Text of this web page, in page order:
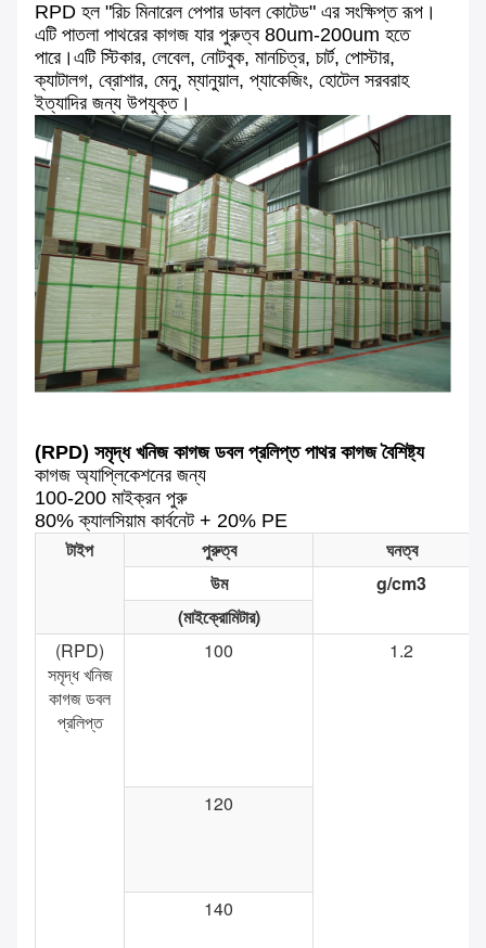
RPD হল "রিচ মিনারেল পেপার ডাবল কোটেড" এর সংক্ষিপ্ত রূপ।
এটি পাতলা পাথরের কাগজ যার পুরুত্ব 80um-200um হতে
পারে।এটি স্টিকার, লেবেল, নোটবুক, মানচিত্র, চার্ট, পোস্টার,
ক্যাটালগ, ব্রোশার, মেনু, ম্যানুয়াল, প্যাকেজিং, হোটেল সরবরাহ
ইত্যাদির জন্য উপযুক্ত।
(RPD) সমৃদ্ধ খনিজ কাগজ ডবল প্রলিপ্ত পাথর কাগজ বৈশিষ্ট্য
কাগজ অ্যাপ্লিকেশনের জন্য
100-200 মাইক্রন পুরু
80% ক্যালসিয়াম কার্বনেট + 20% PE
টাইপ পুরুত্ব
ঘনত্ব
উম
g/cm3
(মাইক্রোমিটার)
(RPD)
সমৃদ্ধ খনিজ
কাগজ ডবল
প্রলিপ্ত
100 1.2
120
140